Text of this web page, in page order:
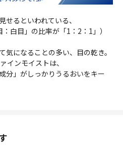
せるといわれている、
白目」の比率が「1：2：1」）
になることの多い、目の乾き。
インモイストは、
分」がしっかりうるおいをキー